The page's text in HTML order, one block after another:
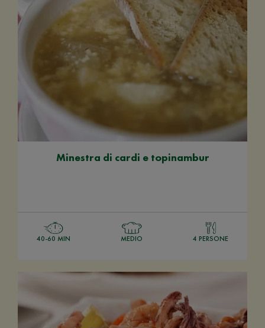
Minestra di cardi e topinambur
40-60 MIN MEDIO 4 PERSONE